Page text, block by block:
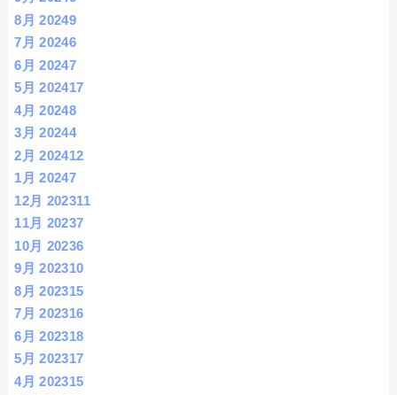
8月 20249
7月 20246
6月 20247
5月 202417
4月 20248
3月 20244
2月 202412
1月 20247
12月 202311
11月 20237
10月 20236
9月 202310
8月 202315
7月 202316
6月 202318
5月 202317
4月 202315